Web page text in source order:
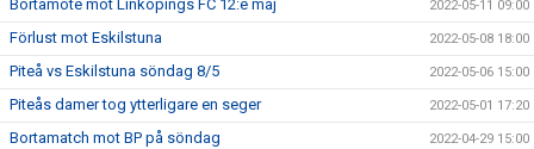
Bortamöte mot Linköpings FC 12:e maj 2022-05-11 09:00
Förlust mot Eskilstuna 2022-05-08 18:00
Piteå vs Eskilstuna söndag 8/5 2022-05-06 15:00
Piteås damer tog ytterligare en seger 2022-05-01 17:20
Bortamatch mot BP på söndag 2022-04-29 15:00